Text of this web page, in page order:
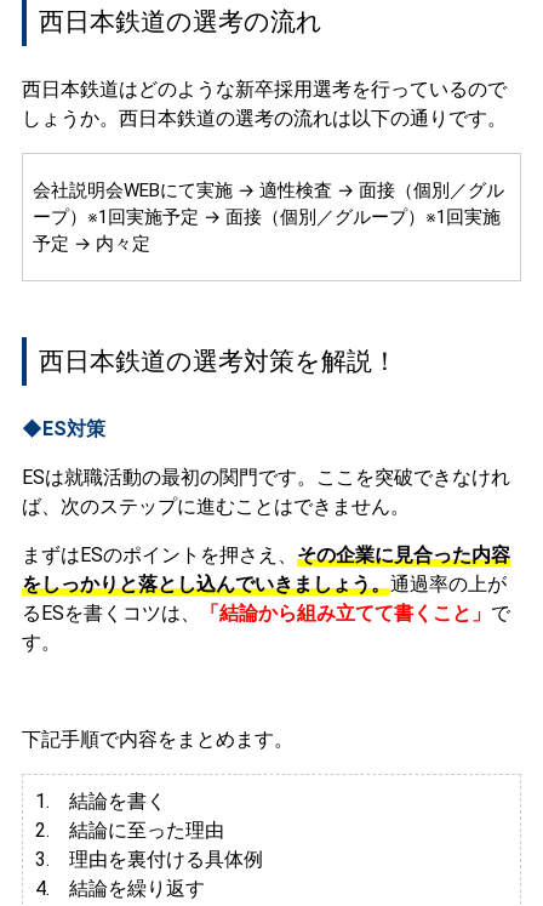
西日本鉄道の選考の流れ
西日本鉄道はどのような新卒採用選考を行っているので
しょうか。西日本鉄道の選考の流れは以下の通りです。
会社説明会WEBにて実施 → 適性検査 → 面接（個別／グル
ープ）※1回実施予定 → 面接（個別／グループ）※1回実施
予定 → 内々定
西日本鉄道の選考対策を解説！
◆ES対策
ESは就職活動の最初の関門です。ここを突破できなけれ
ば、次のステップに進むことはできません。
まずはESのポイントを押さえ、 その企業に見合った内容
をしっかりと落とし込んでいきましょう。通過率の上が
るESを書くコツは、
「結論から組み立てて書くこと」 で
す。
下記手順で内容をまとめます。
1. 結論を書く
2. 結論に至った理由
3. 理由を裏付ける具体例
4. 結論を繰り返す